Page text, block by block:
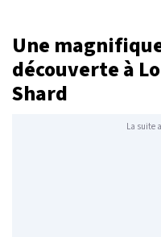
Une
découverte à
Shard
La suite